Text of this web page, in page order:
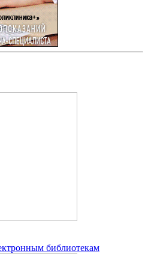
библиотекам